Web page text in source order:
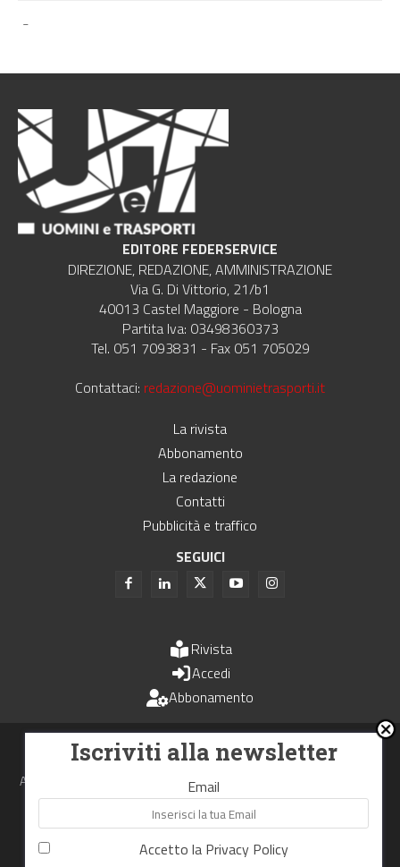
-
EDITORE FEDERSERVICE
DIREZIONE, REDAZIONE, AMMINISTRAZIONE
Via G. Di Vittorio, 21/b1
40013 Castel Maggiore - Bologna
Partita Iva: 03498360373
Tel. 051 7093831 - Fax 051 705029
Contattaci: redazione@uominietrasporti.it
La rivista
Abbonamento
La redazione
Contatti
Pubblicità e traffico
SEGUICI
Rivista
Accedi
Abbonamento
Uomini e Trasporti è un periodico associato all'Unione Stampa
Periodica Italiana - USPI
Autorizzazione del Tribunale di Bologna N.4993 del 15 giugno 1982
Webdesign made inNowhere
RIPRODUZIONE RISERVATA Privacy Policy Cookie Policy
Iscriviti alla newsletter
Email
Accetto la Privacy Policy